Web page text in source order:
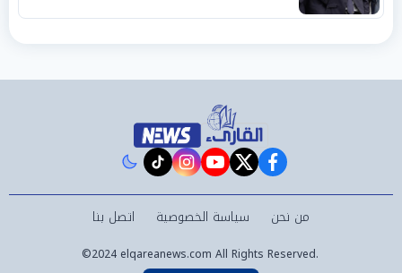
facebook
twitter
youtube
instagram
tiktok
من نحن سياسة الخصوصية اتصل بنا
©2024 elqareanews.com All Rights Reserved.